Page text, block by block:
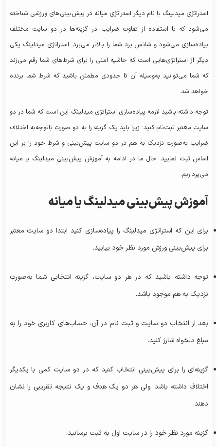
استراتژی میدلینگ با نام دیگر استراتژی میانه در پیش‌بینی‌های ورزشی شناخته
می‌شود که با استفاده از تفاوت ضرایب در گزینه‌ها در دو سایت مختلف
پیاده‌سازی می‌شود و شانس برد شما را بالاتر می‌برد. استراتژی میدلینگ یکی
دیگر از استراتژی‌هایی است که حاشیه امنی را برای شرط‌های شما رقم می‌زند
که شما می‌توانید به‌وسیله آن تا حدودی مطمئن باشید که شرط شما برنده
خواهد شد.
توجه داشته باشید لازمه پیاده‌سازی استراتژی میدلینگ این است که شما در دو
سایت معتبر ثبت‌نام کنید؛ زیرا باید یک گزینه را به دو صورت باتوجه‌به اختلاف
ضرایب به‌صورت نزدیک به هم در دو سایت پیش‌بینی و شرط خود را بر این
اساس ثبت نمایید. حال ما در ادامه به آموزش پیش‌بینی میدلینگ یا میانه
می‌پردازیم.
آموزش پیش‌بینی میدلینگ یا میانه
برای این که استراتژی میدلینگ را پیاده‌سازی کنید ابتدا دو سایت معتبر
برای پیش‌بینی ورزش مورد نظر خود بیابید.
توجه داشته باشید که در هر دو سایت، گزینه انتخابی شما به‌صورت
نزدیک به هم موجود باشد.
بعد از انتخاب دو سایت و ثبت نام در آن، حساب‌های کاربری خود را به
مبلغ دلخواه شارژ کنید.
گزینه‌ای را برای پیش‌بینی انتخاب کنید که در دو سایت کمی با یکدیگر
اختلاف داشته باشد؛ ولی هر دو یک هدف و یک نتیجه تقریبی را نشان
دهند.
گزینه مورد نظر خود را در سایت اول به ثبت برسانید.